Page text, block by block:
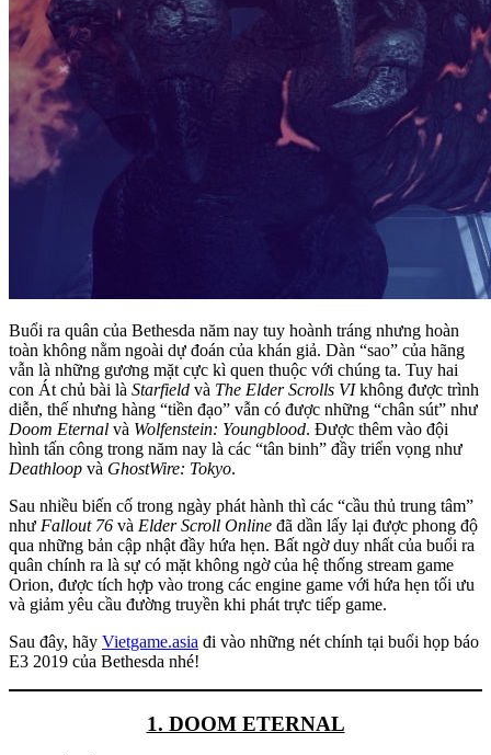
Buổi ra quân của Bethesda năm nay tuy hoành tráng nhưng hoàn
toàn không nằm ngoài dự đoán của khán giả. Dàn “sao” của hãng
vẫn là những gương mặt cực kì quen thuộc với chúng ta. Tuy hai
con Át chủ bài là Starfield và The Elder Scrolls VIkhông được trình
diễn, thế nhưng hàng “tiền đạo” vẫn có được những “chân sút” như
Doom Eternal và Wolfenstein: Youngblood. Được thêm vào đội
hình tấn công trong năm nay là các “tân binh” đầy triển vọng như
Deathloop và GhostWire: Tokyo.
Sau nhiều biến cố trong ngày phát hành thì các “cầu thủ trung tâm”
như Fallout 76 và Elder Scroll Online đã dần lấy lại được phong độ
qua những bản cập nhật đầy hứa hẹn. Bất ngờ duy nhất của buổi ra
quân chính ra là sự có mặt không ngờ của hệ thống stream game
Orion, được tích hợp vào trong các engine game với hứa hẹn tối ưu
và giảm yêu cầu đường truyền khi phát trực tiếp game.
Sau đây, hãy Vietgame.asia đi vào những nét chính tại buổi họp báo
E3 2019 của Bethesda nhé!
1. DOOM ETERNAL